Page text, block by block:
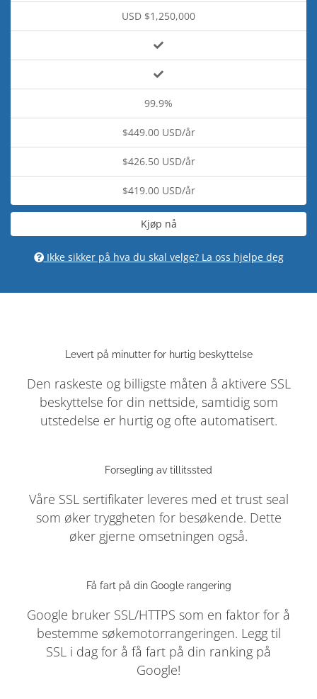
USD $1,250,000
99.9%
$449.00 USD/år
$426.50 USD/år
$419.00 USD/år
Kjøp nå
Ikke sikker på hva du skal velge? La oss hjelpe deg
Levert på minutter for hurtig beskyttelse
Den raskeste og billigste måten å aktivere SSL
beskyttelse for din nettside, samtidig som
utstedelse er hurtig og ofte automatisert.
Forsegling av tillitssted
Våre SSL sertifikater leveres med et trust seal
som øker tryggheten for besøkende. Dette
øker gjerne omsetningen også.
Få fart på din Google rangering
Google bruker SSL/HTTPS som en faktor for å
bestemme søkemotorrangeringen. Legg til
SSL i dag for å få fart på din ranking på
Google!